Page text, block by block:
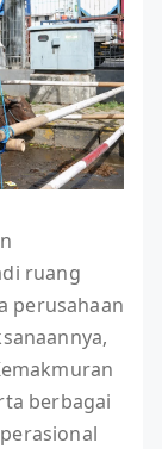
ruang
perusahaan
berbagai